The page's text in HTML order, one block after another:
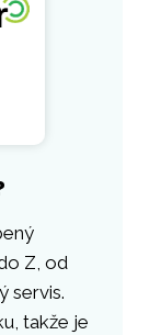
Z, od
servis.
takže je